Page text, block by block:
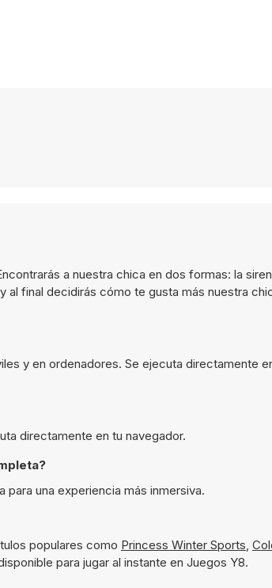
a nuestra chica en dos formas: la
al final decidirás cómo te gusta más nuestra
y en ordenadores. Se ejecuta directamente
directamente en tu navegador.
para una experiencia más inmersiva.
populares como Princess Winter Sports,
para jugar al instante en Juegos Y8.